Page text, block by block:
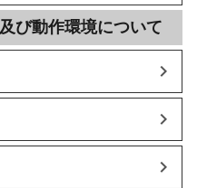
び動作環境について